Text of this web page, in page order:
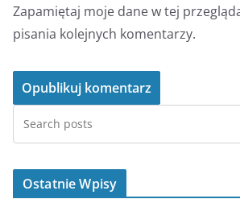
Zapamiętaj moje dane w tej
pisania kolejnych komentarzy.
Ostatnie Wpisy